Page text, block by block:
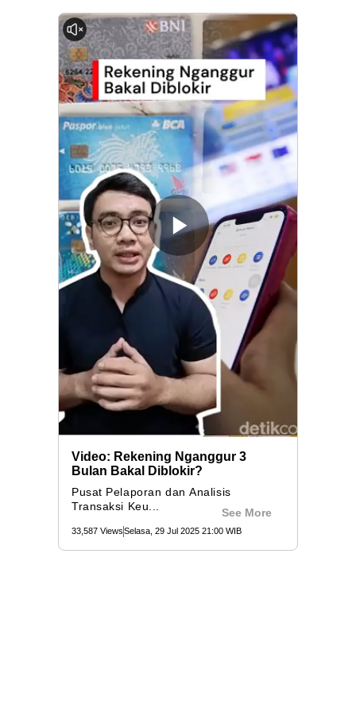
0:00
Memutarkan
Video
Video: Rekening Nganggur 3
Bulan Bakal Diblokir?
Pusat Pelaporan dan Analisis
Transaksi Keu...
See More
33,587 ViewsSelasa, 29 Jul 2025 21:00 WIB